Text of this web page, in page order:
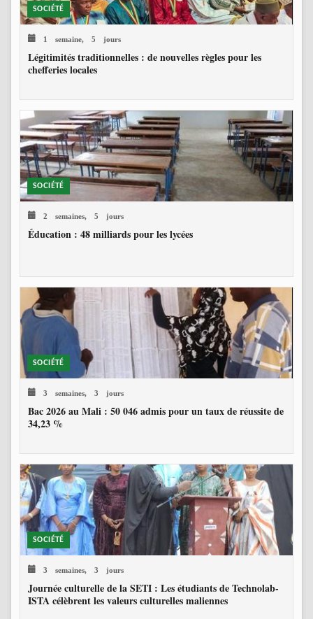
SOCIÉTÉ
1 semaine, 5 jours
Légitimités traditionnelles : de nouvelles règles pour les
chefferies locales
SOCIÉTÉ
2 semaines, 5 jours
Éducation : 48 milliards pour les lycées
SOCIÉTÉ
3 semaines, 3 jours
Bac 2026 au Mali : 50 046 admis pour un taux de réussite de
34,23 %
SOCIÉTÉ
3 semaines, 3 jours
Journée culturelle de la SETI : Les étudiants de Technolab-
ISTA célèbrent les valeurs culturelles maliennes